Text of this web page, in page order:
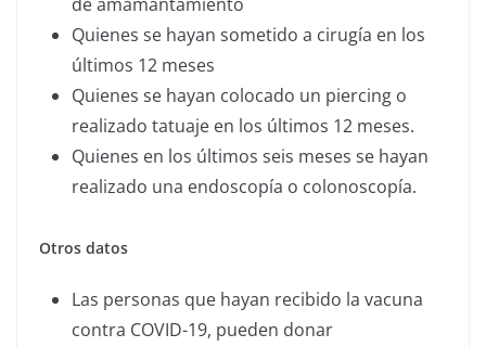
Quienes se hayan sometido a cirugía en los
últimos 12 meses
Quienes se hayan colocado un piercing o
realizado tatuaje en los últimos 12 meses.
Quienes en los últimos seis meses se hayan
realizado una endoscopía o colonoscopía.
Otros datos
Las personas que hayan recibido la vacuna
contra COVID-19, pueden donar